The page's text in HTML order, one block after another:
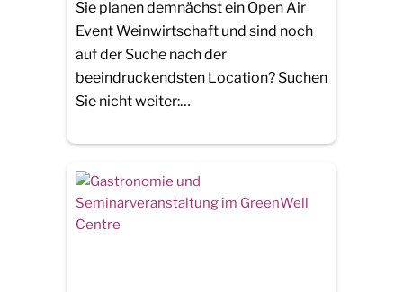
Sie planen demnächst ein Open Air
Event Weinwirtschaft und sind noch
auf der Suche nach der
beeindruckendsten Location? Suchen
Sie nicht weiter:…